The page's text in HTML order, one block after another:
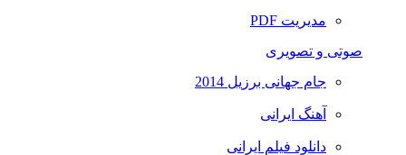
مدیریت PDF
صوتی و تصویری
جام جهانی برزیل 2014
آهنگ ایرانی
دانلود فیلم ایرانی